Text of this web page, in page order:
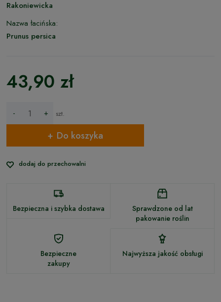
Rakoniewicka
Nazwa łacińska:
Prunus persica
43,90 zł
- + szt.
Do koszyka
dodaj do przechowalni
Bezpieczna i szybka dostawa
Sprawdzone od lat
pakowanie roślin
Bezpieczne
zakupy
Najwyższa jakość obsługi